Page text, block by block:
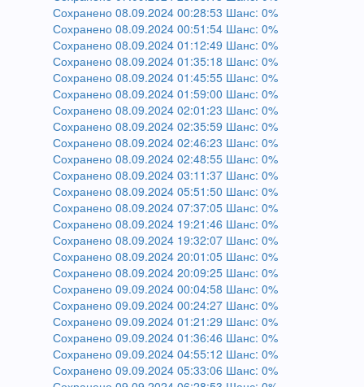
Сохранено 08.09.2024 00:28:53 Шанс: 0%
Сохранено 08.09.2024 00:51:54 Шанс: 0%
Сохранено 08.09.2024 01:12:49 Шанс: 0%
Сохранено 08.09.2024 01:35:18 Шанс: 0%
Сохранено 08.09.2024 01:45:55 Шанс: 0%
Сохранено 08.09.2024 01:59:00 Шанс: 0%
Сохранено 08.09.2024 02:01:23 Шанс: 0%
Сохранено 08.09.2024 02:35:59 Шанс: 0%
Сохранено 08.09.2024 02:46:23 Шанс: 0%
Сохранено 08.09.2024 02:48:55 Шанс: 0%
Сохранено 08.09.2024 03:11:37 Шанс: 0%
Сохранено 08.09.2024 05:51:50 Шанс: 0%
Сохранено 08.09.2024 07:37:05 Шанс: 0%
Сохранено 08.09.2024 19:21:46 Шанс: 0%
Сохранено 08.09.2024 19:32:07 Шанс: 0%
Сохранено 08.09.2024 20:01:05 Шанс: 0%
Сохранено 08.09.2024 20:09:25 Шанс: 0%
Сохранено 09.09.2024 00:04:58 Шанс: 0%
Сохранено 09.09.2024 00:24:27 Шанс: 0%
Сохранено 09.09.2024 01:21:29 Шанс: 0%
Сохранено 09.09.2024 01:36:46 Шанс: 0%
Сохранено 09.09.2024 04:55:12 Шанс: 0%
Сохранено 09.09.2024 05:33:06 Шанс: 0%